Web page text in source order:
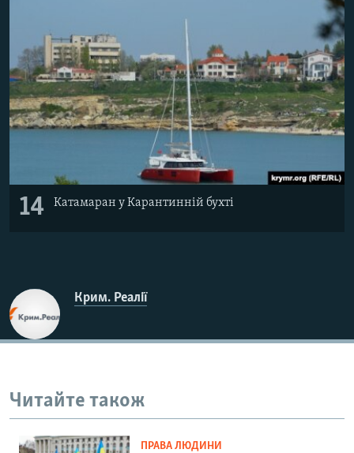
14 Катамаран у Карантинній бухті
Крим. Реалії
Читайте також
ПРАВА ЛЮДИНИ